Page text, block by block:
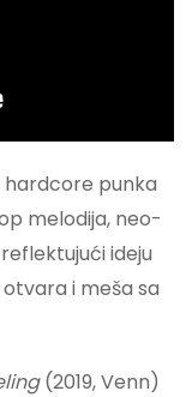
hardcore punka
melodija, neo-
ideju
i meša sa
(2019, Venn)